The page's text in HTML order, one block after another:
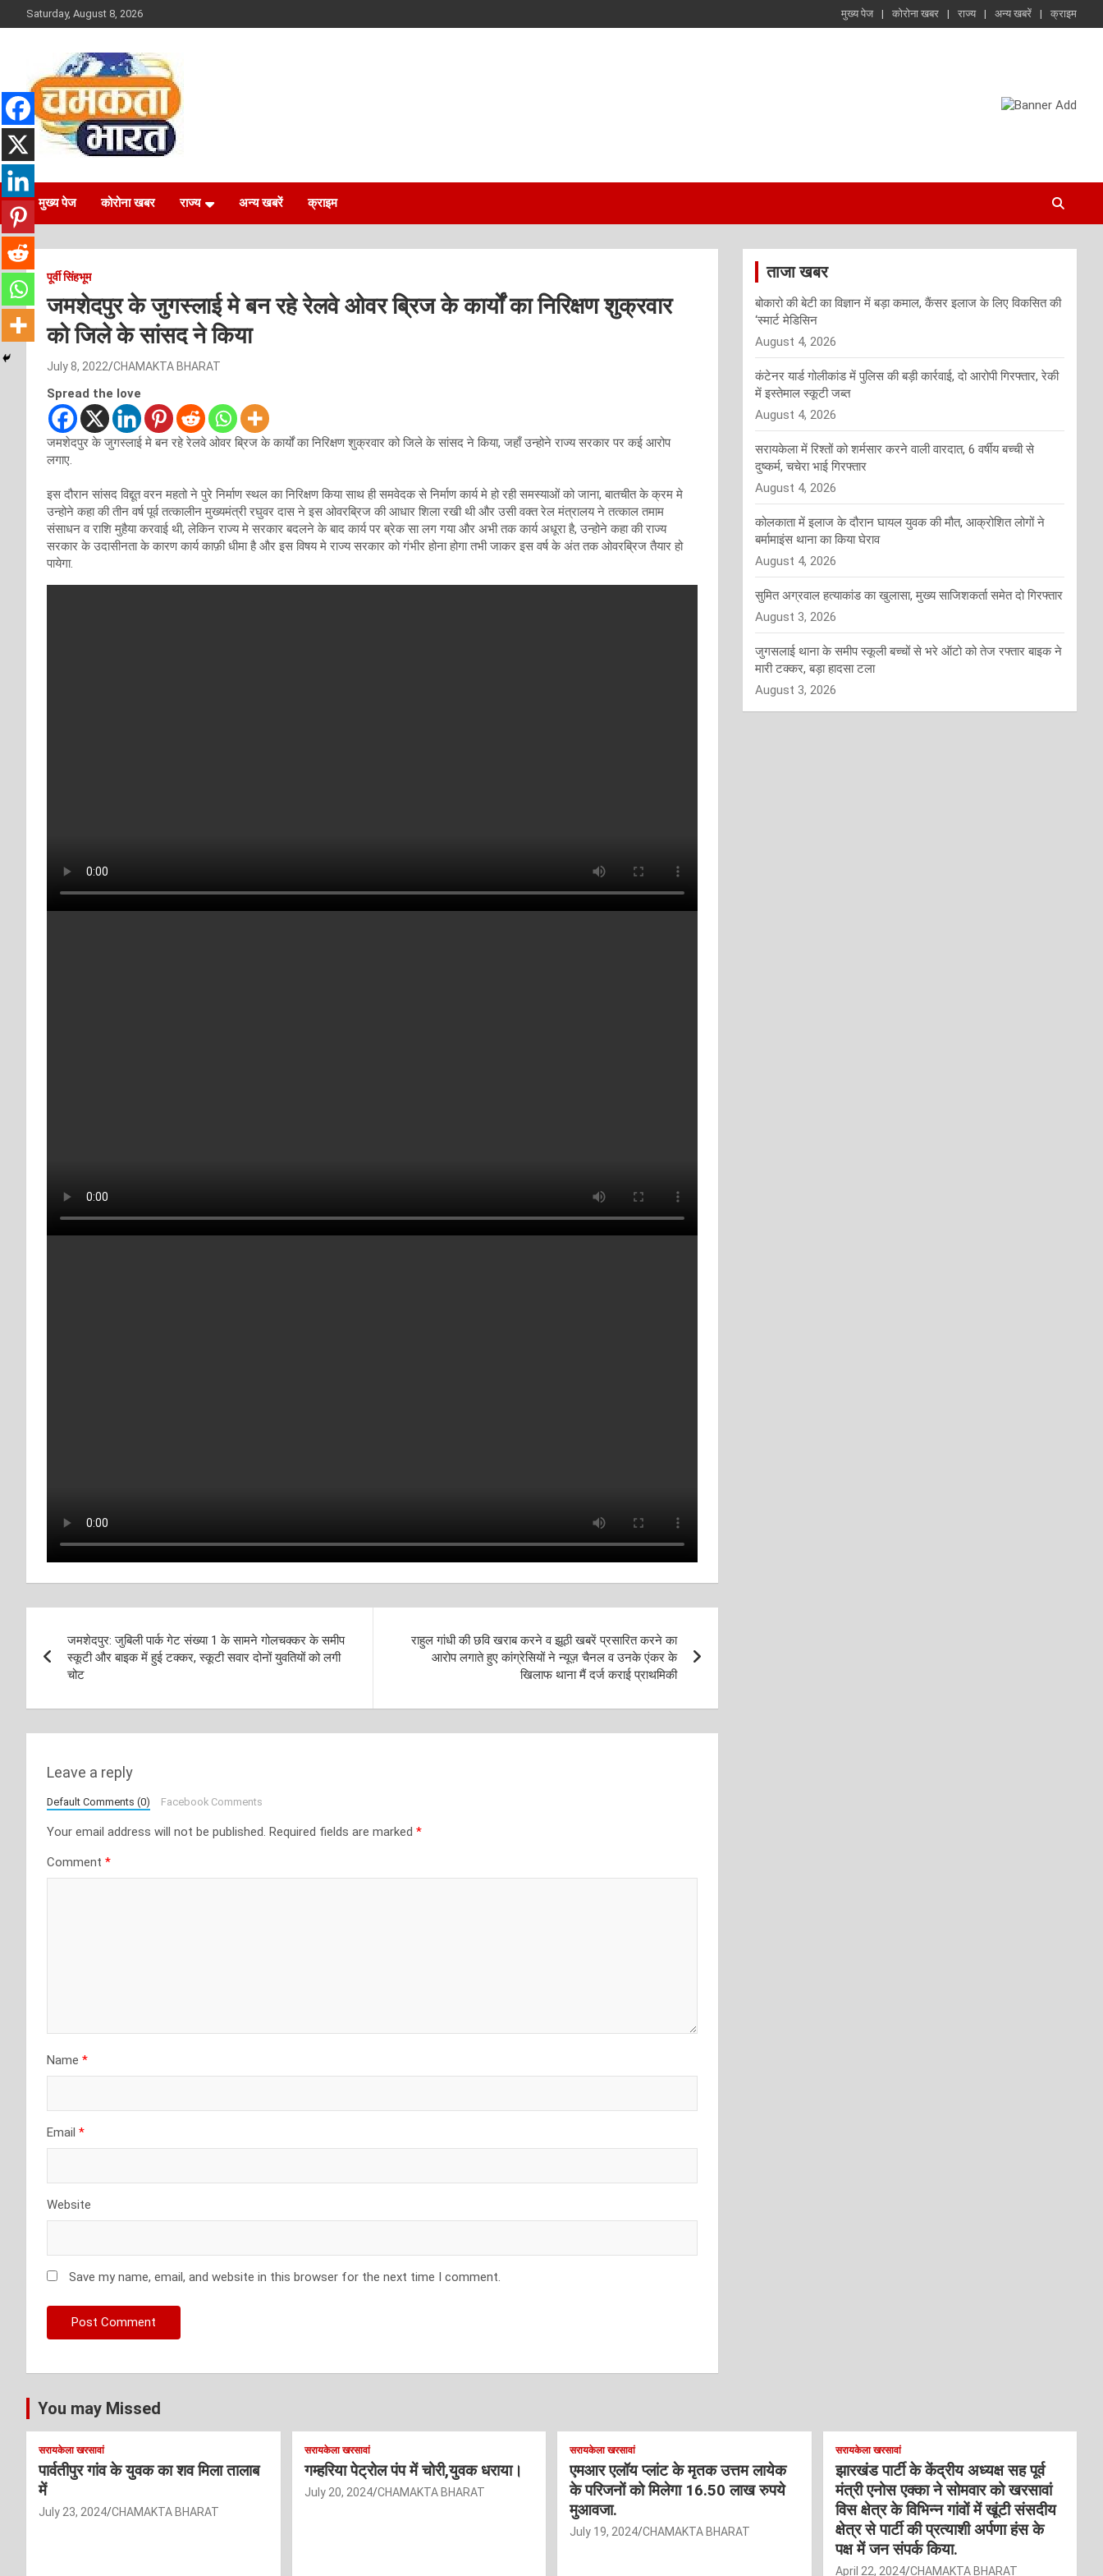
to
Saturday, August 8, 2026 मुख्य पेज कोरोना खबर राज्य अन्य खबरें क्राइम
CHAMAKTA BHARAT
NEWS
मुख्य पेज कोरोना खबर राज्य अन्य खबरें क्राइम
पूर्वी सिंहभूम
जमशेदपुर के जुगस्लाई मे बन रहे रेलवे ओवर ब्रिज के कार्यों का निरिक्षण शुक्रवार
को जिले के सांसद ने किया
July 8, 2022 CHAMAKTA BHARAT
Spread the love
जमशेदपुर के जुगस्लाई मे बन रहे रेलवे ओवर ब्रिज के कार्यों का निरिक्षण शुक्रवार को जिले के सांसद ने किया, जहाँ उन्होने राज्य सरकार पर कई आरोप
लगाए.
इस दौरान सांसद विद्दूत वरन महतो ने पुरे निर्माण स्थल का निरिक्षण किया साथ ही समवेदक से निर्माण कार्य मे हो रही समस्याओं को जाना, बातचीत के क्रम मे
उन्होने कहा की तीन वर्ष पूर्व तत्कालीन मुख्यमंत्री रघुवर दास ने इस ओवरब्रिज की आधार शिला रखी थी और उसी वक्त रेल मंत्रालय ने तत्काल तमाम
संसाधन व राशि मुहैया करवाई थी, लेकिन राज्य मे सरकार बदलने के बाद कार्य पर ब्रेक सा लग गया और अभी तक कार्य अधूरा है, उन्होने कहा की राज्य
सरकार के उदासीनता के कारण कार्य काफ़ी धीमा है और इस विषय मे राज्य सरकार को गंभीर होना होगा तभी जाकर इस वर्ष के अंत तक ओवरब्रिज तैयार हो
पायेगा.
navigation
जमशेदपुर: जुबिली पार्क गेट संख्या 1 के सामने गोलचक्कर के समीप
स्कूटी और बाइक में हुई टक्कर, स्कूटी सवार दोनों युवतियों को लगी
चोट
राहुल गांधी की छवि खराब करने व झूठी खबरें प्रसारित करने का
आरोप लगाते हुए कांग्रेसियों ने न्यूज़ चैनल व उनके एंकर के
खिलाफ थाना मैं दर्ज कराई प्राथमिकी
Leave a reply
Default Comments (0) Facebook Comments
Your email address will not be published. Required fields are marked *
Comment *
Name *
Email *
Website
Save my name, email, and website in this browser for the next time I comment.
ताजा खबर
बोकारो की बेटी का विज्ञान में बड़ा कमाल, कैंसर इलाज के लिए विकसित की
‘स्मार्ट मेडिसिन
August 4, 2026
कंटेनर यार्ड गोलीकांड में पुलिस की बड़ी कार्रवाई, दो आरोपी गिरफ्तार, रेकी
में इस्तेमाल स्कूटी जब्त
August 4, 2026
सरायकेला में रिश्तों को शर्मसार करने वाली वारदात, 6 वर्षीय बच्ची से
दुष्कर्म, चचेरा भाई गिरफ्तार
August 4, 2026
कोलकाता में इलाज के दौरान घायल युवक की मौत, आक्रोशित लोगों ने
बर्मामाइंस थाना का किया घेराव
August 4, 2026
सुमित अग्रवाल हत्याकांड का खुलासा, मुख्य साजिशकर्ता समेत दो गिरफ्तार
August 3, 2026
जुगसलाई थाना के समीप स्कूली बच्चों से भरे ऑटो को तेज रफ्तार बाइक ने
मारी टक्कर, बड़ा हादसा टला
August 3, 2026
You may Missed
सरायकेला खरसावां
पार्वतीपुर गांव के युवक का शव मिला तालाब
में
July 23, 2024 CHAMAKTA BHARAT
सरायकेला खरसावां
गम्हरिया पेट्रोल पंप में चोरी,युवक धराया।
July 20, 2024 CHAMAKTA BHARAT
सरायकेला खरसावां
एमआर एलॉय प्लांट के मृतक उत्तम लायेक
के परिजनों को मिलेगा 16.50 लाख रुपये
मुआवजा.
July 19, 2024 CHAMAKTA BHARAT
सरायकेला खरसावां
झारखंड पार्टी के केंद्रीय अध्यक्ष सह पूर्व
मंत्री एनोस एक्का ने सोमवार को खरसावां
विस क्षेत्र के विभिन्न गांवों में खूंटी संसदीय
क्षेत्र से पार्टी की प्रत्याशी अर्पणा हंस के
पक्ष में जन संपर्क किया.
April 22, 2024 CHAMAKTA BHARAT